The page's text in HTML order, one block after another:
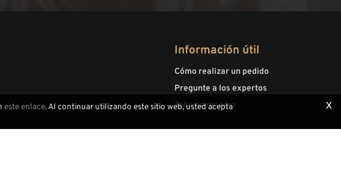
Información útil
Cómo realizar un pedido
Pregunte a los expertos
Talla de madera
x
este enlace. Al continuar utilizando este sitio web, usted acepta